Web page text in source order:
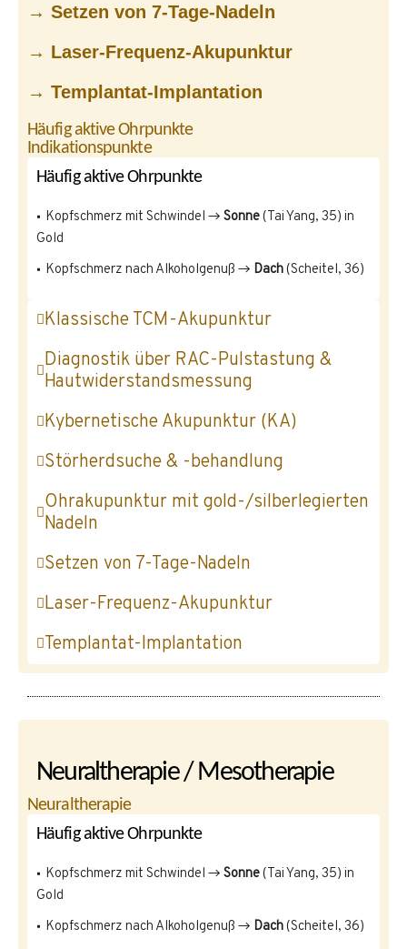
→ Setzen von 7-Tage-Nadeln
→ Laser-Frequenz-Akupunktur
→ Templantat-Implantation
Häufig aktive Ohrpunkte
Indikationspunkte
Häufig aktive Ohrpunkte
Kopfschmerz mit Schwindel → Sonne(Tai Yang, 35) in
Gold
Kopfschmerz nach Alkoholgenuß → Dach(Scheitel, 36)
Klassische TCM-Akupunktur
Diagnostik über RAC-Pulstastung &
Hautwiderstandsmessung
Kybernetische Akupunktur (KA)
Störherdsuche & -behandlung
Ohrakupunktur mit gold-/silberlegierten
Nadeln
Setzen von 7-Tage-Nadeln
Laser-Frequenz-Akupunktur
Templantat-Implantation
Neuraltherapie / Mesotherapie
Neuraltherapie
Häufig aktive Ohrpunkte
Kopfschmerz mit Schwindel → Sonne(Tai Yang, 35) in
Gold
Kopfschmerz nach Alkoholgenuß → Dach(Scheitel, 36)